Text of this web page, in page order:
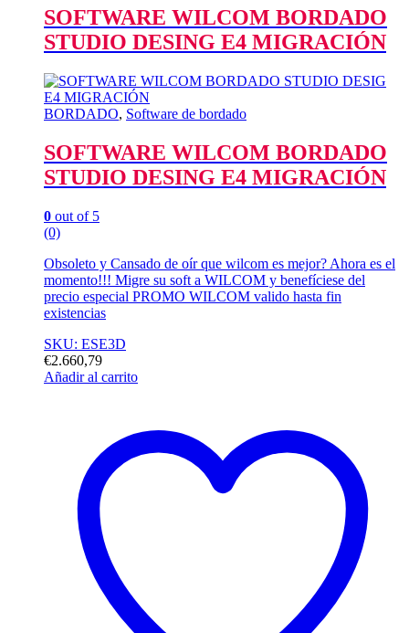
SOFTWARE WILCOM BORDADO
STUDIO DESING E4 MIGRACIÓN
BORDADO, Software de bordado
SOFTWARE WILCOM BORDADO
STUDIO DESING E4 MIGRACIÓN
0 out of 5
(0)
Obsoleto y Cansado de oír que wilcom es mejor? Ahora es el
momento!!! Migre su soft a WILCOM y benefíciese del
precio especial PROMO WILCOM valido hasta fin
existencias
SKU: ESE3D
€2.660,79
Añadir al carrito